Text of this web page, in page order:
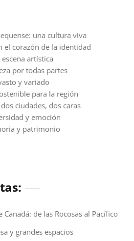
una cultura viva
el corazón de la identidad
artística
por todas partes
y variado
para la región
ciudades, dos caras
y emoción
y patrimonio
de las Rocosas al Pacífico
y grandes espacios